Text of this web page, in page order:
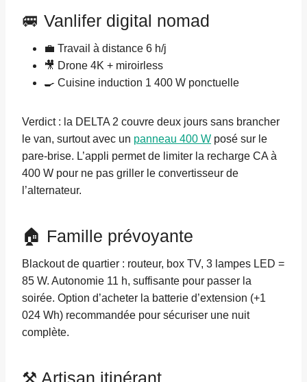
🚐 Vanlifer digital nomad
💼 Travail à distance 6 h/j
🎥 Drone 4K + miroirless
🍳 Cuisine induction 1 400 W ponctuelle
Verdict : la DELTA 2 couvre deux jours sans brancher
le van, surtout avec un panneau 400 W posé sur le
pare-brise. L’appli permet de limiter la recharge CA à
400 W pour ne pas griller le convertisseur de
l’alternateur.
🏠 Famille prévoyante
Blackout de quartier : routeur, box TV, 3 lampes LED =
85 W. Autonomie 11 h, suffisante pour passer la
soirée. Option d’acheter la batterie d’extension (+1
024 Wh) recommandée pour sécuriser une nuit
complète.
⚒️ Artisan itinérant